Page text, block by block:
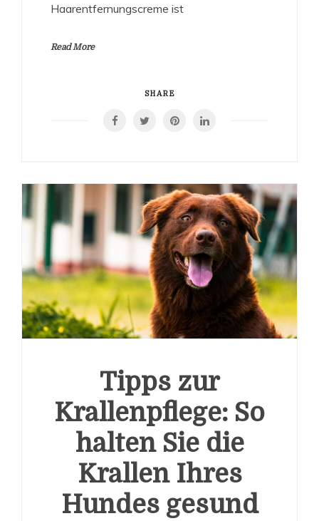
Haarentfernungscreme ist
Read More
SHARE
Tipps zur
Krallenpflege: So
halten Sie die
Krallen Ihres
Hundes gesund